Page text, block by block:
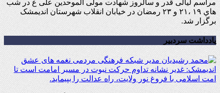
مراسم لیالی قدر و سالروز شهادت مولی الموحدین علی ع در شب
هاي ۱۹ ،۲۱ و ۲۳ رمضان در خیابان انقلاب شهرستان اندیمشک
برگزار شد.
یادداشت سردبیر